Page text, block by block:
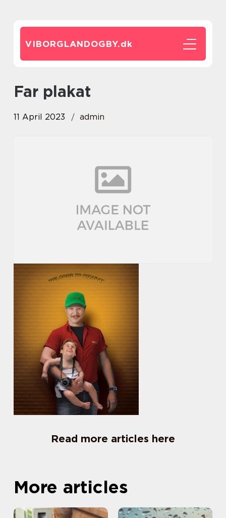
VIBORGLANDOGBY.dk
far plakat
11 April 2023 admin
Read more articles here
More articles